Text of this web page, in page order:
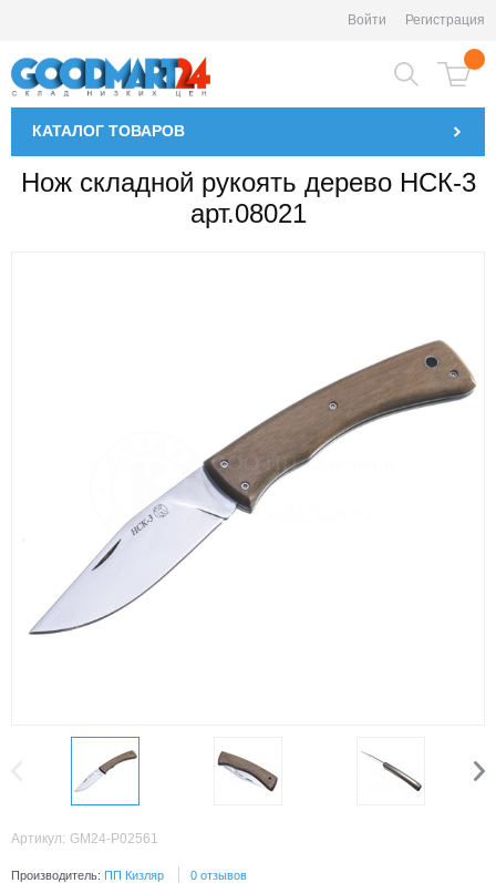
Войти Регистрация
КАТАЛОГ ТОВАРОВ
Нож складной рукоять дерево НСК-3
арт.08021
Артикул: GM24-P02561
Производитель: ПП Кизляр 0 отзывов